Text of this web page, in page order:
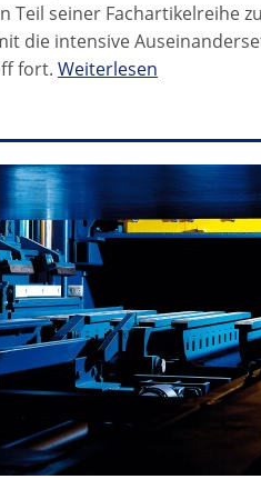
Teil seiner Fachartikelreihe
die intensive
fort. Weiterlesen